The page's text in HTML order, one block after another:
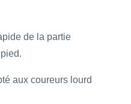
de la partie
aux coureurs lourd